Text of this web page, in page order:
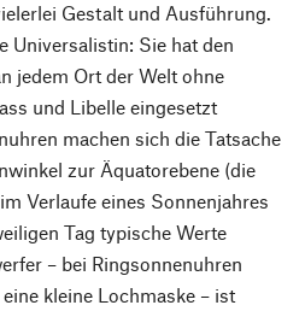
Gestalt und Ausführung.
Universalistin: Sie hat den
jedem Ort der Welt ohne
und Libelle eingesetzt
machen sich die Tatsache
zur Äquatorebene (die
Verlaufe eines Sonnenjahres
Tag typische Werte
– bei Ringsonnenuhren
kleine Lochmaske – ist